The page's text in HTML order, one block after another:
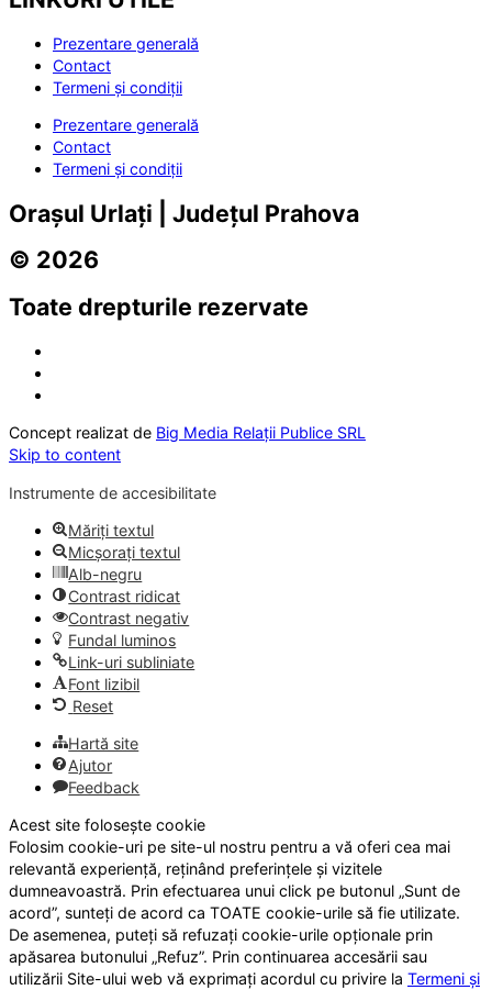
Prezentare generală
Contact
Termeni și condiții
Prezentare generală
Contact
Termeni și condiții
Orașul Urlați | Județul Prahova
© 2026
Toate drepturile rezervate
Concept realizat de Big Media Relații Publice SRL
Skip to content
Instrumente de accesibilitate
Măriți textul
Micșorați textul
Alb-negru
Contrast ridicat
Contrast negativ
Fundal luminos
Link-uri subliniate
Font lizibil
Reset
Hartă site
Ajutor
Feedback
Acest site folosește cookie
Folosim cookie-uri pe site-ul nostru pentru a vă oferi cea mai
relevantă experiență, reținând preferințele și vizitele
dumneavoastră. Prin efectuarea unui click pe butonul „Sunt de
acord”, sunteți de acord ca TOATE cookie-urile să fie utilizate.
De asemenea, puteți să refuzați cookie-urile opționale prin
apăsarea butonului „Refuz”. Prin continuarea accesării sau
utilizării Site-ului web vă exprimați acordul cu privire la Termeni și